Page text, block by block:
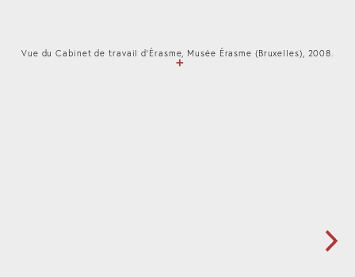
Vue du Cabinet de travail d'Érasme, Musée Érasme (Bruxelles), 2008.